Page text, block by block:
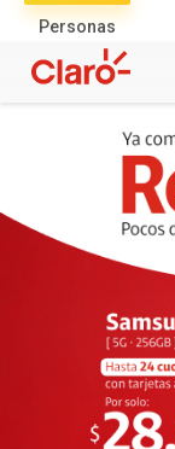
Personas
productos